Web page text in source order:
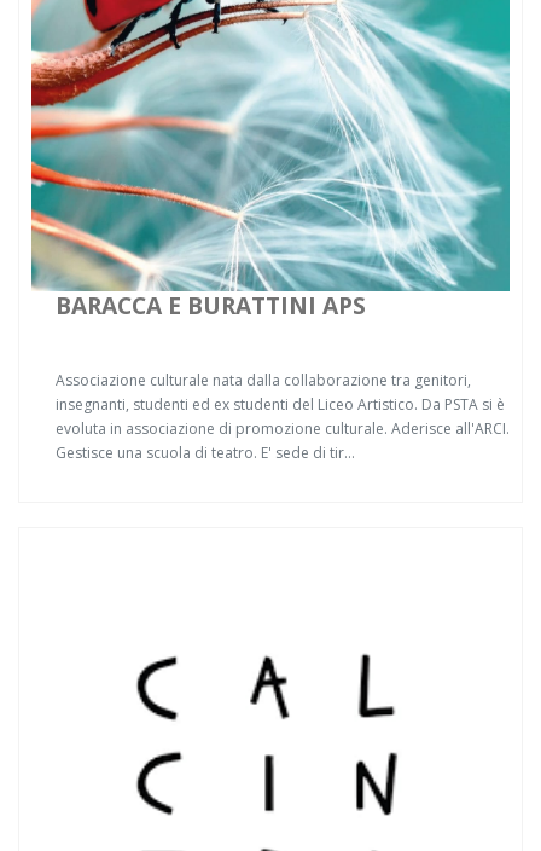
BARACCA E BURATTINI APS
Associazione culturale nata dalla collaborazione tra genitori,
insegnanti, studenti ed ex studenti del Liceo Artistico. Da PSTA si è
evoluta in associazione di promozione culturale. Aderisce all'ARCI.
Gestisce una scuola di teatro. E' sede di tir...